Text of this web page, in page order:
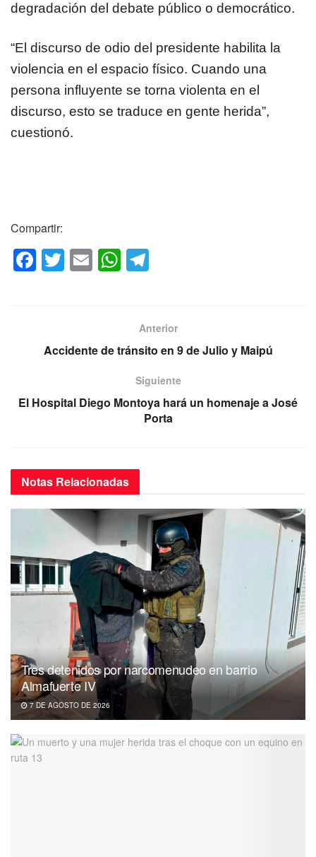
degradación del debate público o democrático.
“El discurso de odio del presidente habilita la
violencia en el espacio físico. Cuando una
persona influyente se torna violenta en el
discurso, esto se traduce en gente herida”,
cuestionó.
Compartir:
F
b
o
T E W
A
p
gr
a
m
Anterior
Accidente de tránsito en 9 de Julio y Maipú
Siguiente
El Hospital Diego Montoya hará un homenaje a José
Porta
Notas Relacionadas
Tres detenidos por narcomenudeo en barrio
Almafuerte IV
7 DE AGOSTO DE 2026